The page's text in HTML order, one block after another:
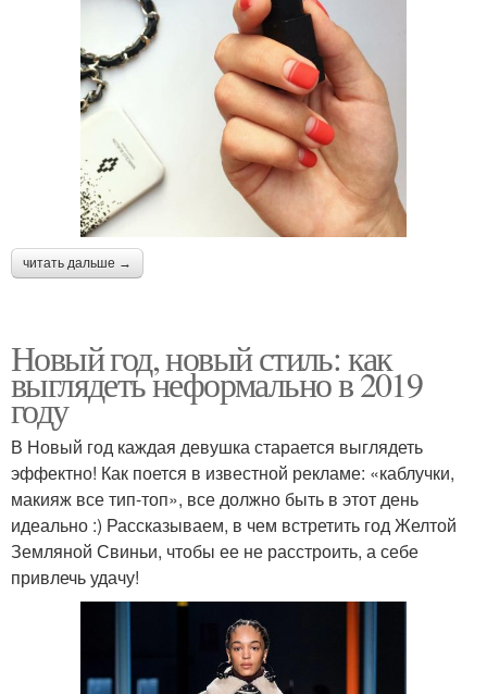
читать дальше →
Новый год, новый стиль: как
выглядеть неформально в 2019
году
В Новый год каждая девушка старается выглядеть
эффектно! Как поется в известной рекламе: «каблучки,
макияж все тип-топ», все должно быть в этот день
идеально :) Рассказываем, в чем встретить год Желтой
Земляной Свиньи, чтобы ее не расстроить, а себе
привлечь удачу!